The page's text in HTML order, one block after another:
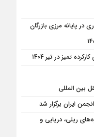
پایانه مرزی بازرگان
تمیز در تیر ۱۴۰۴
بین المللی
ایران برگزار شد
ریلی، دریایی و